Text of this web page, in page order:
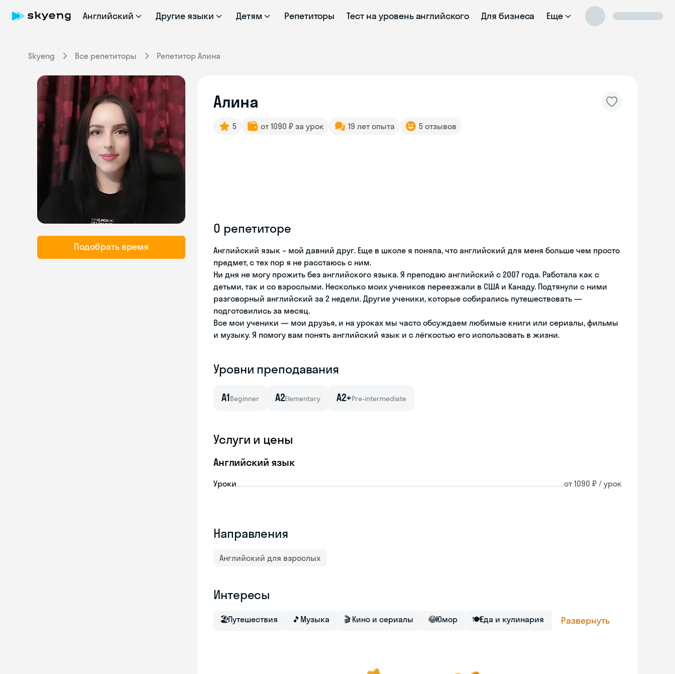
Английский Другие языки Детям Репетиторы Тест на уровень английского Для бизнеса Еще
Skyeng Все репетиторы Репетитор Алина
Подобрать время
Алина
5 от 1090 ₽ за урок 19 лет опыта 5 отзывов
О репетиторе
Английский язык – мой давний друг. Еще в школе я поняла, что английский для меня больше чем просто
предмет, с тех пор я не расстаюсь с ним.
Ни дня не могу прожить без английского языка. Я преподаю английский с 2007 года. Работала как с
детьми, так и со взрослыми. Несколько моих учеников переезжали в США и Канаду. Подтянули с ними
разговорный английский за 2 недели. Другие ученики, которые собирались путешествовать —
подготовились за месяц.
Все мои ученики — мои друзья, и на уроках мы часто обсуждаем любимые книги или сериалы, фильмы
и музыку. Я помогу вам понять английский язык и с лёгкостью его использовать в жизни.
Уровни преподавания
A1Beginner A2Elementary A2+Pre-intermediate
Услуги и цены
Английский язык
Уроки от 1090 ₽ / урок
Направления
Английский для взрослых
Интересы
🏖Путешествия 🎵 Музыка 🎬 Кино и сериалы 😂Юмор 🍽Еда и кулинария Развернуть